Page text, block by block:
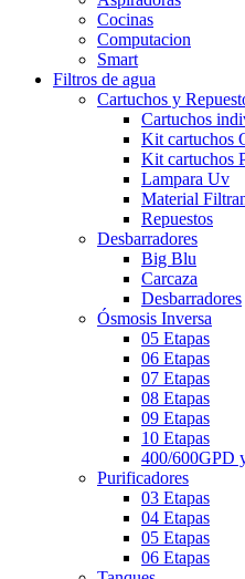
Cocinas
Computacion
Smart
Filtros de agua
Cartuchos y
Cartuchos
Kit cartuchos
Kit cartuchos
Lampara Uv
Material
Repuestos
Desbarradores
Big Blu
Carcaza
Desbarradores
Ósmosis Inversa
05 Etapas
06 Etapas
07 Etapas
08 Etapas
09 Etapas
10 Etapas
400/600GPD
Purificadores
03 Etapas
04 Etapas
05 Etapas
06 Etapas